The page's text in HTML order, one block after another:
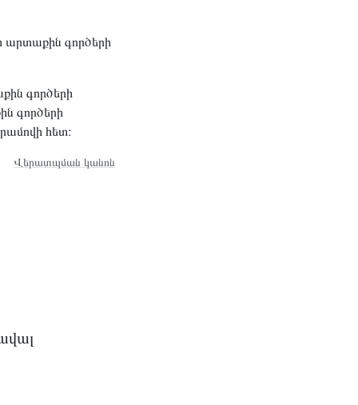
գործերի
գործերի
գործերի
հետ։
Վերատպման կանոն